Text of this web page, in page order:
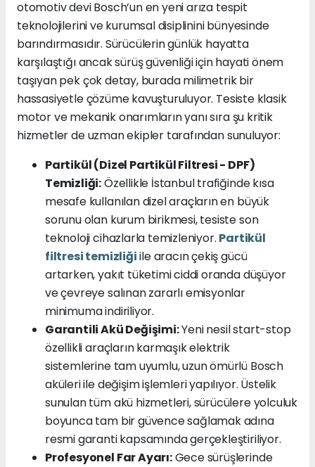
otomotiv devi Bosch’un en yeni arıza tespit
teknolojilerini ve kurumsal disiplinini bünyesinde
barındırmasıdır. Sürücülerin günlük hayatta
karşılaştığı ancak sürüş güvenliği için hayati önem
taşıyan pek çok detay, burada milimetrik bir
hassasiyetle çözüme kavuşturuluyor. Tesiste klasik
motor ve mekanik onarımların yanı sıra şu kritik
hizmetler de uzman ekipler tarafından sunuluyor:
Partikül (Dizel Partikül Filtresi - DPF)
Temizliği:Özellikle İstanbul trafiğinde kısa
mesafe kullanılan dizel araçların en büyük
sorunu olan kurum birikmesi, tesiste son
teknoloji cihazlarla temizleniyor. Partikül
filtresi temizliğiile aracın çekiş gücü
artarken, yakıt tüketimi ciddi oranda düşüyor
ve çevreye salınan zararlı emisyonlar
minimuma indiriliyor.
Garantili Akü Değişimi:Yeni nesil start-stop
özellikli araçların karmaşık elektrik
sistemlerine tam uyumlu, uzun ömürlü Bosch
aküleri ile değişim işlemleri yapılıyor. Üstelik
sunulan tüm akü hizmetleri, sürücülere yolculuk
boyunca tam bir güvence sağlamak adına
resmi garanti kapsamında gerçekleştiriliyor.
Profesyonel Far Ayarı:Gece sürüşlerinde